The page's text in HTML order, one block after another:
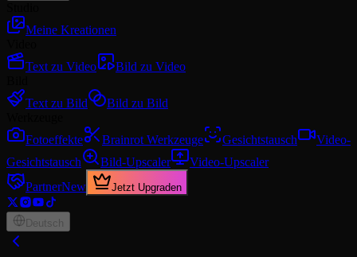
Meine Kreationen
Text zu Video
Bild zu Video
Text zu Bild
Bild zu Bild
Fotoeffekte
Brainrot Werkzeuge Gesichtstausch
Video-
Gesichtstausch
Bild-Upscaler
Video-Upscaler
PartnerNew Jetzt Upgraden
Deutsch